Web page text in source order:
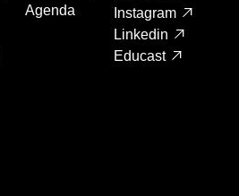
Agenda
Instagram
Linkedin
Educast